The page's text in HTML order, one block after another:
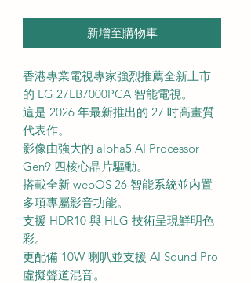
新增至購物車
香港專業電視專家強烈推薦全新上市
的 LG 27LB7000PCA 智能電視。
這是 2026 年最新推出的 27 吋高畫質
代表作。
影像由強大的 alpha5 AI Processor
Gen9 四核心晶片驅動。
搭載全新 webOS 26 智能系統並內置
多項專屬影音功能。
支援 HDR10 與 HLG 技術呈現鮮明色
彩。
更配備 10W 喇叭並支援 AI Sound Pro
虛擬聲道混音。